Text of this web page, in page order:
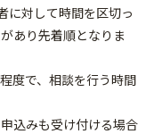
に対して時間を区切っ
あり先着順となりま
度で、相談を行う時間
込みも受け付ける場合